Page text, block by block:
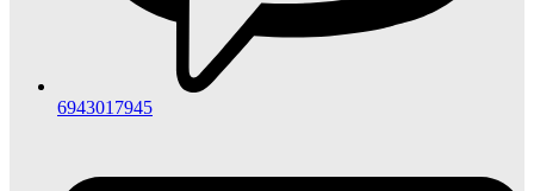
6943017945